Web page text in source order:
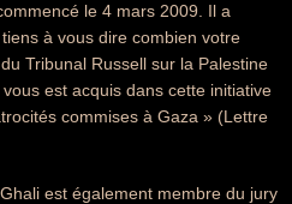
le 4 mars 2009. Il a
à vous dire combien votre
Tribunal Russell sur la Palestine
est acquis dans cette initiative
commises à Gaza » (Lettre
est également membre du jury